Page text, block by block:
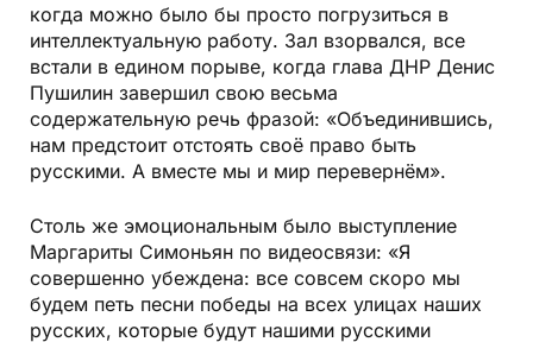
когда можно было бы просто погрузиться в
интеллектуальную работу. Зал взорвался, все
встали в едином порыве, когда глава ДНР Денис
Пушилин завершил свою весьма
содержательную речь фразой: «Объединившись,
нам предстоит отстоять своё право быть
русскими. А вместе мы и мир перевернём».
Столь же эмоциональным было выступление
Маргариты Симоньян по видеосвязи: «Я
совершенно убеж­дена: все совсем скоро мы
будем петь песни победы на всех улицах наших
русских, которые будут нашими русскими